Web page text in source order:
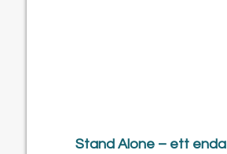
Stand Alone – ett